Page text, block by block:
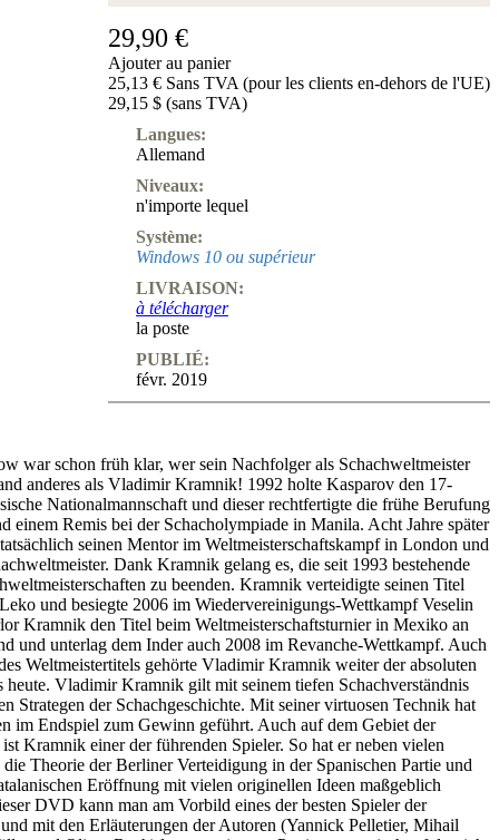
29,90 €
Ajouter au panier
25,13 € Sans TVA (pour les clients en-dehors de l'UE)
29,15 $ (sans TVA)
Langues:
Allemand
Niveaux:
n'importe lequel
Système:
Windows 10 ou supérieur
LIVRAISON:
à télécharger
la poste
PUBLIÉ:
févr. 2019
war schon früh klar, wer sein Nachfolger als Schachweltmeister
anderes als Vladimir Kramnik! 1992 holte Kasparov den 17-
Nationalmannschaft und dieser rechtfertigte die frühe Berufung
einem Remis bei der Schacholympiade in Manila. Acht Jahre später
seinen Mentor im Weltmeisterschaftskampf in London und
Dank Kramnik gelang es, die seit 1993 bestehende
zu beenden. Kramnik verteidigte seinen Titel
und besiegte 2006 im Wiedervereinigungs-Wettkampf Veselin
Kramnik den Titel beim Weltmeisterschaftsturnier in Mexiko an
und unterlag dem Inder auch 2008 im Revanche-Wettkampf. Auch
Weltmeistertitels gehörte Vladimir Kramnik weiter der absoluten
heute. Vladimir Kramnik gilt mit seinem tiefen Schachverständnis
Strategen der Schachgeschichte. Mit seiner virtuosen Technik hat
im Endspiel zum Gewinn geführt. Auch auf dem Gebiet der
Kramnik einer der führenden Spieler. So hat er neben vielen
die Theorie der Berliner Verteidigung in der Spanischen Partie und
Eröffnung mit vielen originellen Ideen maßgeblich
DVD kann man am Vorbild eines der besten Spieler der
mit den Erläuterungen der Autoren (Yannick Pelletier, Mihail